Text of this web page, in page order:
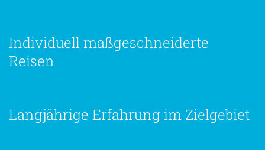
Individuell maßgeschneiderte
Reisen
Langjährige Erfahrung im Zielgebiet